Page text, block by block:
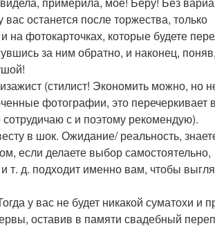
останется после торжества, только
фотокарточках, которые будете
за ним обратно, и наконец,
(стилист! Экономить можно, но
фотографии, это перечеркивает
с и поэтому рекомендую).
в шок. Ожидание/ реальность,
если делаете выбор самостоятельно,
т. д. подходит именно вам, чтобы
у вас не будет никакой суматохи и
оставив в памяти свадебный